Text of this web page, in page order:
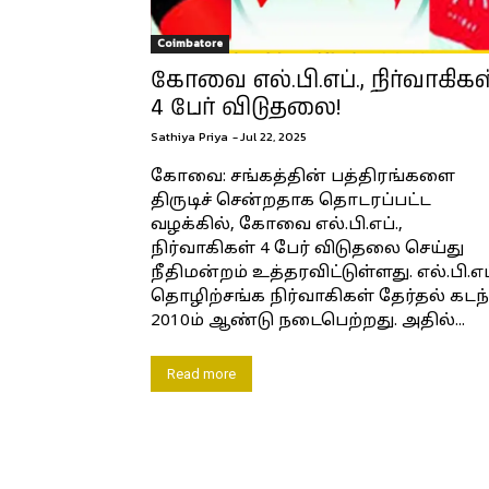
Coimbatore
கோவை எல்.பி.எப்.,
4 பேர் விடுதலை!
Sathiya Priya -Jul 22, 2025
கோவை: சங்கத்தின் பத்திரங்களை
திருடிச் சென்றதாக தொடரப்பட்ட
வழக்கில், கோவை எல்.பி.எப்.,
நிர்வாகிகள் 4 பேர் விடுதலை செய்து
நீதிமன்றம் உத்தரவிட்டுள்ளது.
தொழிற்சங்க நிர்வாகிகள் தேர்தல்
2010ம் ஆண்டு நடைபெற்றது. அதில்...
Read more